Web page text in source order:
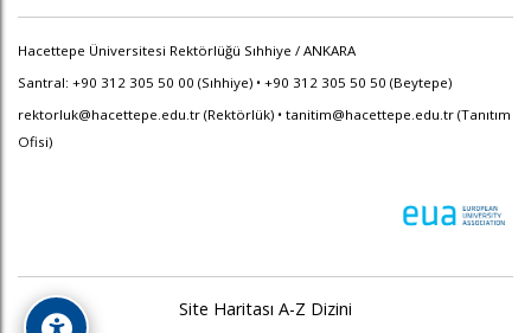
Hacettepe Üniversitesi Rektörlüğü Sıhhiye / ANKARA
Santral: +90 312 305 50 00 (Sıhhiye) • +90 312 305 50 50 (Beytepe)
rektorluk@hacettepe.edu.tr (Rektörlük) • tanitim@hacettepe.edu.tr (Tanıtım
Ofisi)
Site Haritası A-Z Dizini